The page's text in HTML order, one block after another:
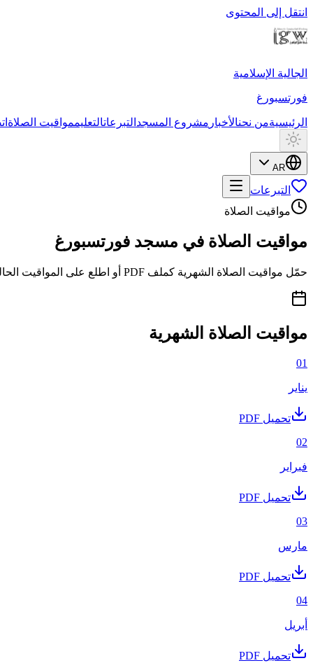
انتقل إلى المحتوى
الجالية الإسلامية
فورتسبورغ
الرئيسيةمن نحنالأخبار مشروع المسجد التبرعاتالتعليممواقيت الصلاة
AR
التبرعات
مواقيت الصلاة
مواقيت الصلاة في مسجد فورتسبورغ
حمّل مواقيت الصلاة الشهرية كملف PDF أو اطلع على المواقيت الحالية عبر مواقيت.
مواقيت الصلاة الشهرية